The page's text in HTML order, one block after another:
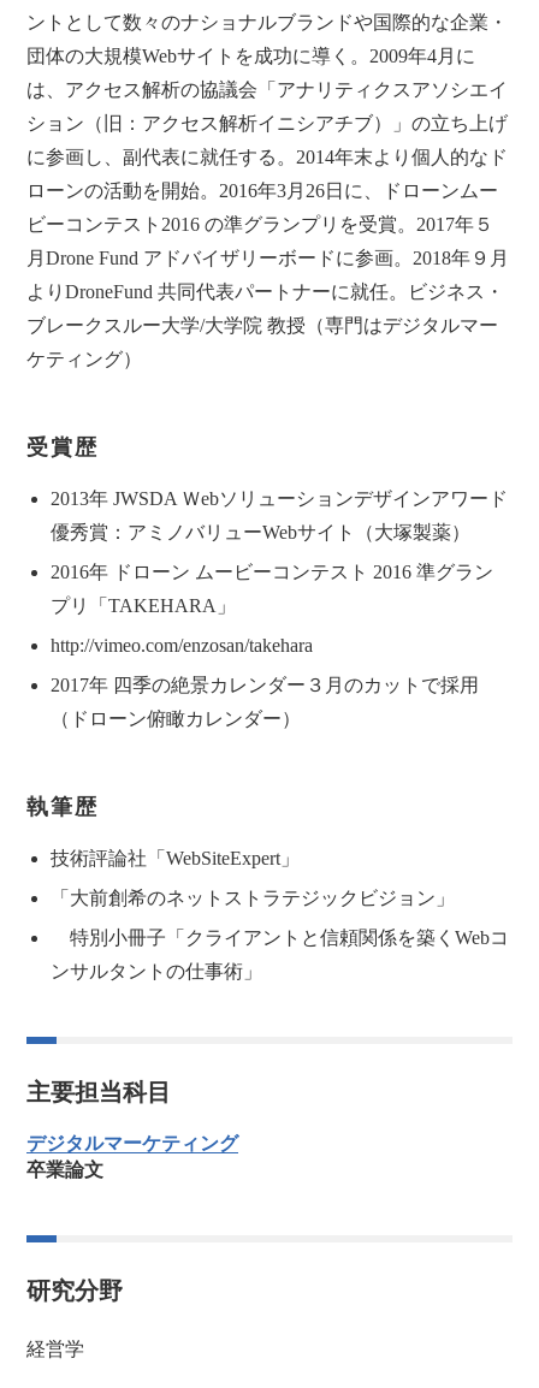
ントとして数々のナショナルブランドや国際的な企業・
団体の大規模Webサイトを成功に導く。2009年4月に
は、アクセス解析の協議会「アナリティクスアソシエイ
ション（旧：アクセス解析イニシアチブ）」の立ち上げ
に参画し、副代表に就任する。2014年末より個人的なド
ローンの活動を開始。2016年3月26日に、ドローンムー
ビーコンテスト2016 の準グランプリを受賞。2017年５
月Drone Fund アドバイザリーボードに参画。2018年９月
よりDroneFund 共同代表パートナーに就任。ビジネス・
ブレークスルー大学/大学院 教授（専門はデジタルマー
ケティング）
受賞歴
2013年 JWSDA Ｗebソリューションデザインアワード
優秀賞：アミノバリューWebサイト（大塚製薬）
2016年 ドローン ムービーコンテスト 2016 準グラン
プリ「TAKEHARA」
http://vimeo.com/enzosan/takehara
2017年 四季の絶景カレンダー３月のカットで採用
（ドローン俯瞰カレンダー）
執筆歴
技術評論社「WebSiteExpert」
「大前創希のネットストラテジックビジョン」
特別小冊子「クライアントと信頼関係を築くWebコ
ンサルタントの仕事術」
主要担当科目
デジタルマーケティング
卒業論文
研究分野
経営学